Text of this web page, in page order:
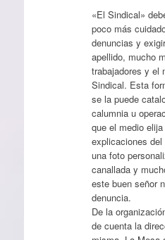
«El Sindical»
poco más
denuncias y
apellido, mucho
trabajadores y el
Sindical. Esta
se la puede
calumnia u
que el medio
explicaciones
una foto
canallada y
este buen señor
denuncia.
De la
de cuenta la